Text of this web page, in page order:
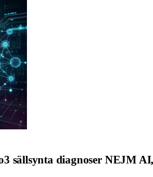
sällsynta diagnoser NEJM